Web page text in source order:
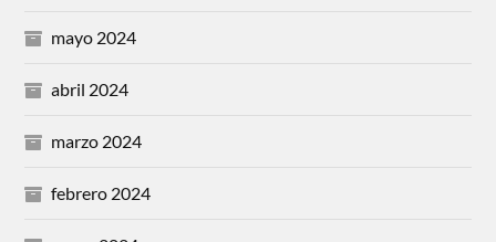
mayo 2024
abril 2024
marzo 2024
febrero 2024